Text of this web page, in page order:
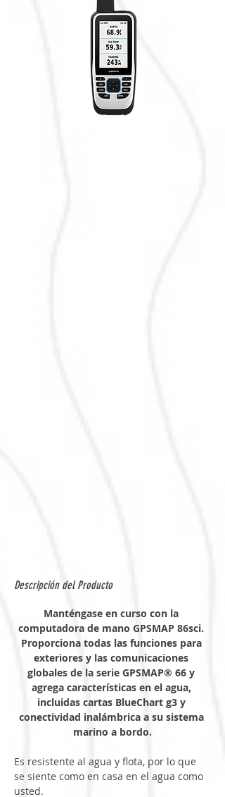
Descripción del Producto
Manténgase en curso con la
computadora de mano GPSMAP 86sci.
Proporciona todas las funciones para
exteriores y las comunicaciones
globales de la serie GPSMAP® 66 y
agrega características en el agua,
incluidas cartas BlueChart g3 y
conectividad inalámbrica a su sistema
marino a bordo.
Es resistente al agua y flota, por lo que
se siente como en casa en el agua como
usted.